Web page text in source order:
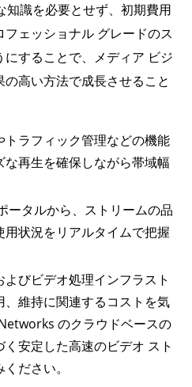
識を必要とせず、初期費用
ェッショナル グレードのス
にすることで、メディア ビジ
高い方法で成長させること
ラフィック管理などの機能
な再生を確保しながら帯域幅
ータルから、ストリームの品
状況をリアルタイムで把握
びビデオ処理インフラスト
、維持に関連するコストを気
のクラウドベースの
安定した高速のビデオ スト
ださい。